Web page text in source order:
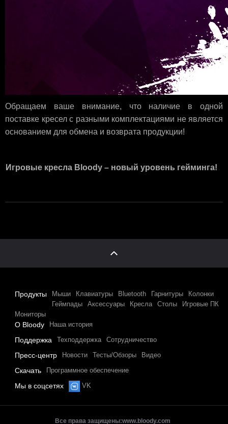
Обращаем ваше внимание, что наличие в одной
поставке кресел с разными комплектациями не является
основанием для обмена и возврата продукции!
Игровые кресла Bloody – новый уровень гейминга!
Продукты Мыши Клавиатуры Bluetooth Гарнитуры
Колонки
Геймпады
Аксессуары Кресла Столы
Игровые ПК
Мониторы
О Bloody Наша история
Поддержка Техподдержка Сотрудничество
Пресс-центр Новости Тесты/Обзоры Видео
Скачать Программное обеспечение
Мы в соцсетях VK
Все права защищены:www.bloody.com